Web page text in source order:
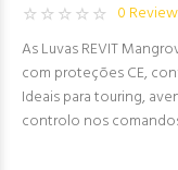
0
As Luvas REVIT
com proteções CE,
Ideais para touring,
controlo nos